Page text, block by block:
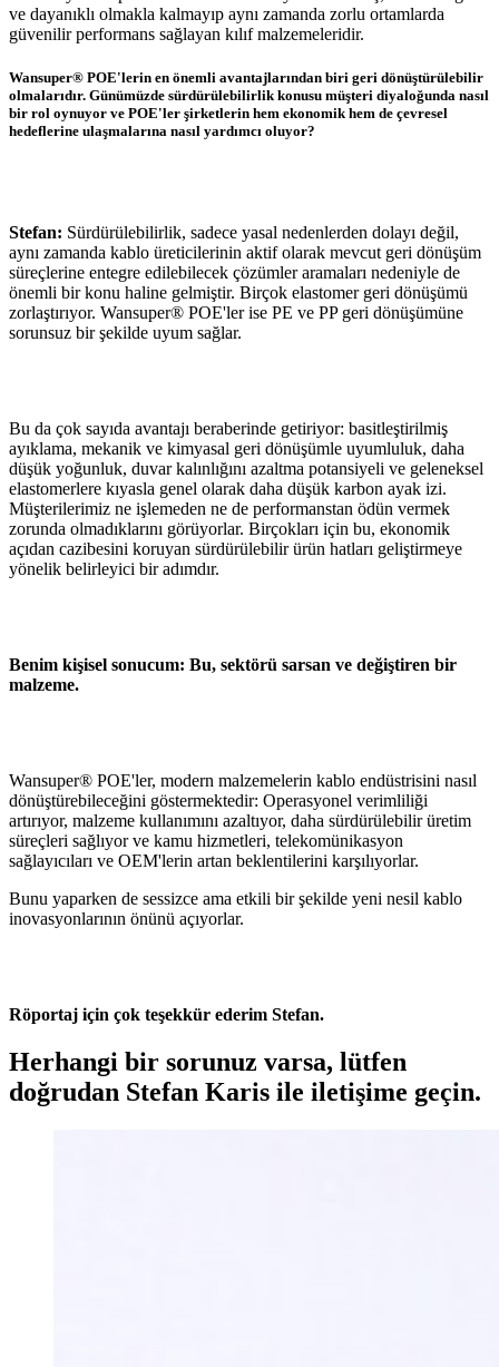
ve dayanıklı olmakla kalmayıp aynı zamanda zorlu ortamlarda
güvenilir performans sağlayan kılıf malzemeleridir.
Wansuper® POE'lerin en önemli avantajlarından biri geri dönüştürülebilir
olmalarıdır. Günümüzde sürdürülebilirlik konusu müşteri diyaloğunda nasıl
bir rol oynuyor ve POE'ler şirketlerin hem ekonomik hem de çevresel
hedeflerine ulaşmalarına nasıl yardımcı oluyor?
Stefan: Sürdürülebilirlik, sadece yasal nedenlerden dolayı değil,
aynı zamanda kablo üreticilerinin aktif olarak mevcut geri dönüşüm
süreçlerine entegre edilebilecek çözümler aramaları nedeniyle de
önemli bir konu haline gelmiştir. Birçok elastomer geri dönüşümü
zorlaştırıyor. Wansuper® POE'ler ise PE ve PP geri dönüşümüne
sorunsuz bir şekilde uyum sağlar.
Bu da çok sayıda avantajı beraberinde getiriyor: basitleştirilmiş
ayıklama, mekanik ve kimyasal geri dönüşümle uyumluluk, daha
düşük yoğunluk, duvar kalınlığını azaltma potansiyeli ve geleneksel
elastomerlere kıyasla genel olarak daha düşük karbon ayak izi.
Müşterilerimiz ne işlemeden ne de performanstan ödün vermek
zorunda olmadıklarını görüyorlar. Birçokları için bu, ekonomik
açıdan cazibesini koruyan sürdürülebilir ürün hatları geliştirmeye
yönelik belirleyici bir adımdır.
Benim kişisel sonucum: Bu, sektörü sarsan ve değiştiren bir
malzeme.
Wansuper® POE'ler, modern malzemelerin kablo endüstrisini nasıl
dönüştürebileceğini göstermektedir: Operasyonel verimliliği
artırıyor, malzeme kullanımını azaltıyor, daha sürdürülebilir üretim
süreçleri sağlıyor ve kamu hizmetleri, telekomünikasyon
sağlayıcıları ve OEM'lerin artan beklentilerini karşılıyorlar.
Bunu yaparken de sessizce ama etkili bir şekilde yeni nesil kablo
inovasyonlarının önünü açıyorlar.
Röportaj için çok teşekkür ederim Stefan.
Herhangi bir sorunuz varsa, lütfen
doğrudan Stefan Karis ile iletişime geçin.